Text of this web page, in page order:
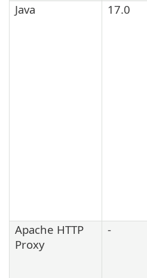
Java 17.0
Apache HTTP
Proxy
-